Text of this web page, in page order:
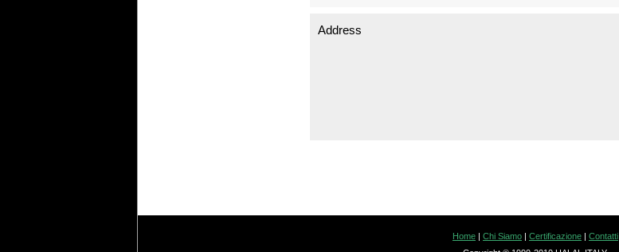
Address
Home | Chi Siamo | Certificazione | Contatti